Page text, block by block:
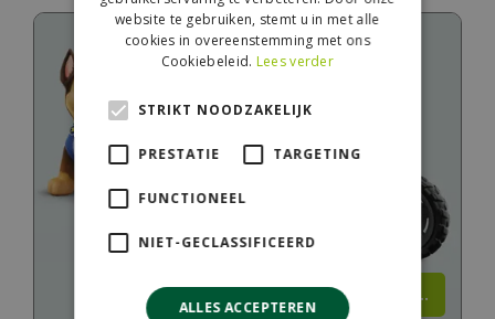
Lees meer...
website te gebruiken, stemt u in met alle
cookies in overeenstemming met ons
Cookiebeleid. Lees verder
STRIKT NOODZAKELIJK
PRESTATIE TARGETING
FUNCTIONEEL
NIET-GECLASSIFICEERD
ALLES ACCEPTEREN